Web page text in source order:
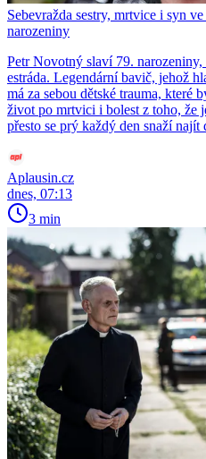
Sebevražda sestry, mrtvice i syn
narozeniny
Petr Novotný slaví 79.
estráda. Legendární bavič, jehož
má za sebou dětské trauma, které
život po mrtvici i bolest z toho, že
přesto se prý každý den snaží najít
Aplausin.cz
dnes, 07:13
3 min